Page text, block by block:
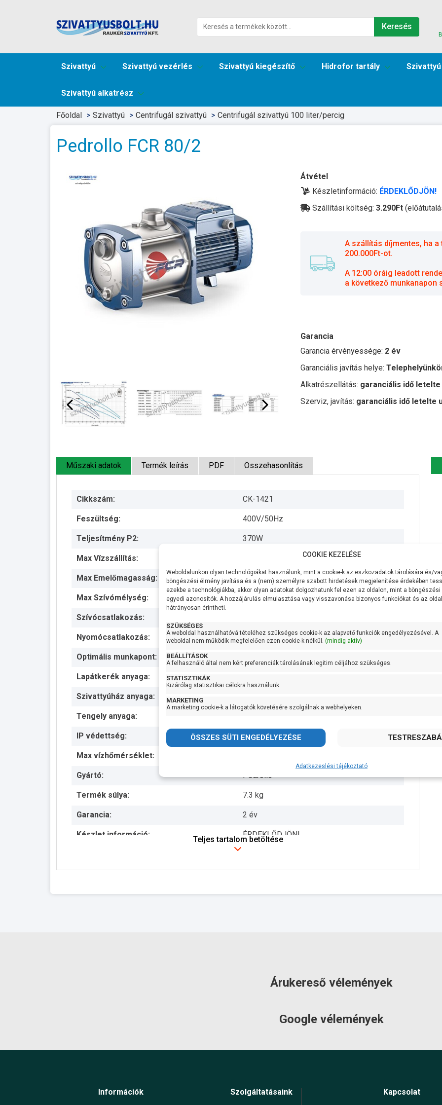
Keresés
Szivattyú Szivattyú vezérlés Szivattyú kiegészítő Hidrofor tartály
Szivattyú alkatrész
Főoldal Szivattyú Centrifugál szivattyú Centrifugál szivattyú 100 liter/percig
Pedrollo FCR 80/2
Átvétel
Készletinformáció: ÉRDEKLŐDJÖN!
Szállítási költség: 3.290Ft
A szállítás díjmentes, ha
200.000Ft-ot.
A 12:00 óráig leadott
a következő munkanapon
Garancia
Garancia érvényessége: 2 év
Garanciális javítás helye:
Alkatrészellátás: garanciális idő letelte
Szerviz, javítás: garanciális idő letelte
Műszaki adatok Termék leírás PDF Összehasonlítás
Cikkszám: CK-1421
Feszültség: 400V/50Hz
Teljesítmény P2: 370W
Max Vízszállítás:
Max Emelőmagasság: 27 méter
Max Szívómélység: 7 méter
Szívócsatlakozás:
Nyomócsatlakozás: 1 coll
Optimális munkapont:
Lapátkerék anyaga:
Szivattyúház anyaga:
Tengely anyaga:
IP védettség: IPX4
Max vízhőmérséklet:
Gyártó: Pedrollo
Termék súlya: 7.3 kg
Garancia: 2 év
Készlet információ: ÉRDEKLŐDJÖN!
Teljes tartalom betöltése
Árukereső vélemények
Google vélemények
Információk Szolgáltatásaink Kapcsolat
COOKIE KEZELÉSE
Weboldalunkon olyan technológiákat használunk, mint a cookie-k az eszközadatok tárolására és/
böngészési élmény javítása és a (nem) személyre szabott hirdetések megjelenítése érdekében
ezekbe a technológiákba, akkor olyan adatokat dolgozhatunk fel ezen az oldalon, mint a
egyedi azonosítók. A hozzájárulás elmulasztása vagy visszavonása bizonyos funkciókat és az
hátrányosan érintheti.
SZÜKSÉGES
A weboldal használhatóvá tételéhez szükséges cookie-k az alapvető funkciók engedélyezésével. A
weboldal nem működik megfelelően ezen cookie-k nélkül. (mindig aktív)
BEÁLLÍTÁSOK
A felhasználó által nem kért preferenciák tárolásának legitim céljához szükséges.
STATISZTIKÁK
Kizárólag statisztikai célokra használunk.
MARKETING
A marketing cookie-k a látogatók követésére szolgálnak a webhelyeken.
Adatkezeslési tájékoztató